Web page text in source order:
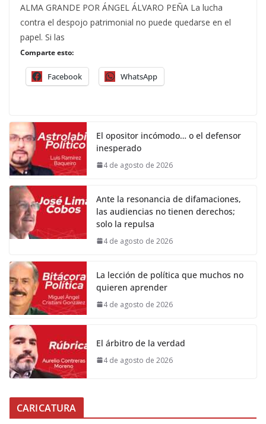
ALMA GRANDE POR ÁNGEL ÁLVARO PEÑA La lucha
contra el despojo patrimonial no puede quedarse en el
papel. Si las
Comparte esto:
Facebook WhatsApp
El opositor incómodo… o el defensor
inesperado
4 de agosto de 2026
Ante la resonancia de difamaciones,
las audiencias no tienen derechos;
solo la repulsa
4 de agosto de 2026
La lección de política que muchos no
quieren aprender
4 de agosto de 2026
El árbitro de la verdad
4 de agosto de 2026
CARICATURA